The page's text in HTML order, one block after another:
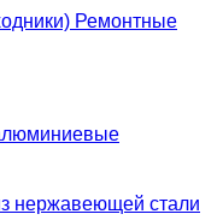
Ремонтные
нержавеющей стали